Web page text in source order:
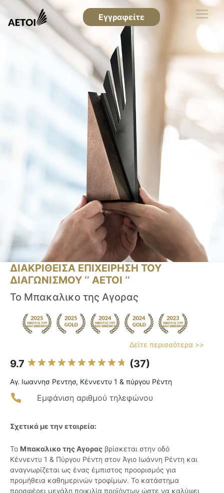
Εγγραφείτε
ΔΙΑΚΡΙΘΕΙΣΑ ΕΠΙΧΕΙΡΗΣΗ ΤΟΥ
ΔΙΑΓΩΝΙΣΜΟΥ ‘’ ΑΕΤΟΙ ‘’
Το Μπακαλικο της Αγορας
Δείτε περισσότερα >>
9.7 (37)
Αγ. Ιωαννησ Ρεντησ, Κέννεντυ 1 & πύργου Ρέντη
Εμφάνιση αριθμού τηλεφώνου
Σχετικά με την εταιρεία:
Το Μπακαλικο της Αγορας βρίσκεται στην οδό
Κέννεντυ 1 & Πύργου Ρέντη στον Άγιο Ιωάννη Ρέντη και
αναγνωρίζεται ως ένας έμπιστος προορισμός για
προμήθεια καθημερινών τροφίμων. Το κατάστημα
προσφέρει μεγάλη ποικιλία προϊόντων ώστε να καλύψει